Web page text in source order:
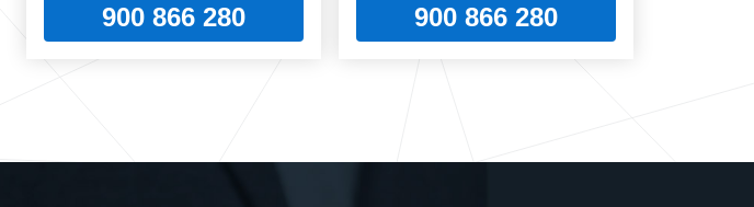
900 866 280 900 866 280